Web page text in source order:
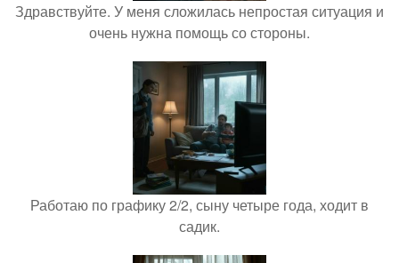
Здравствуйте. У меня сложилась непростая ситуация и
очень нужна помощь со стороны.
Работаю по графику 2/2, сыну четыре года, ходит в
садик.